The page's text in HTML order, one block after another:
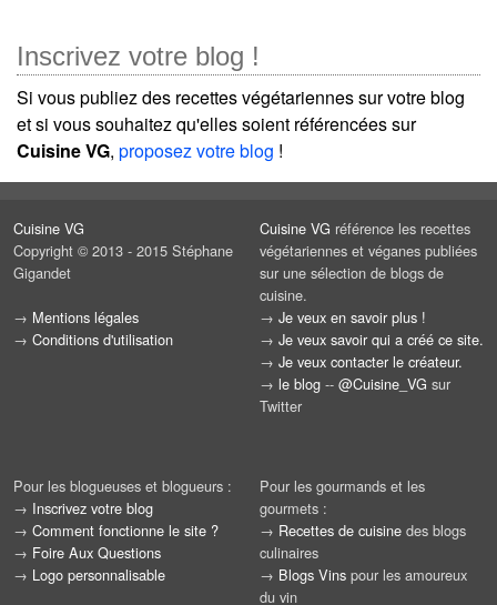
Inscrivez votre blog !
Si vous publiez des recettes végétariennes sur votre blog
et si vous souhaitez qu'elles soient référencées sur
Cuisine VG, proposez votre blog !
Cuisine VG
Copyright © 2013 - 2015 Stéphane
Gigandet
→ Mentions légales
→ Conditions d'utilisation
Cuisine VG référence les recettes
végétariennes et véganes publiées
sur une sélection de blogs de
cuisine.
→ Je veux en savoir plus !
→ Je veux savoir qui a créé ce site.
→ Je veux contacter le créateur.
→ le blog -- @Cuisine_VG sur
Twitter
Pour les blogueuses et blogueurs :
→ Inscrivez votre blog
→ Comment fonctionne le site ?
→ Foire Aux Questions
→ Logo personnalisable
Pour les gourmands et les
gourmets :
→ Recettes de cuisine des blogs
culinaires
→ Blogs Vins pour les amoureux
du vin